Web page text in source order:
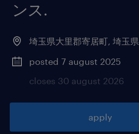
ンス.
埼玉県大里郡寄居町, 埼玉県
posted 7 august 2025
closes 30 august 2026
apply